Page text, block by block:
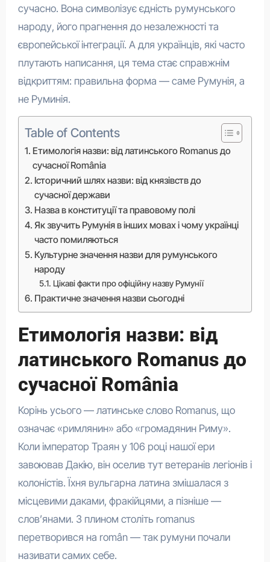
сучасно. Вона символізує єдність румунського
народу, його прагнення до незалежності та
європейської інтеграції. А для українців, які часто
плутають написання, ця тема стає справжнім
відкриттям: правильна форма — саме Румунія, а
не Руминія.
Table of Contents
Етимологія назви: від латинського Romanus до
сучасної România
Історичний шлях назви: від князівств до
сучасної держави
Назва в конституції та правовому полі
Як звучить Румунія в інших мовах і чому українці
часто помиляються
Культурне значення назви для румунського
народу
Цікаві факти про офіційну назву Румунії
Практичне значення назви сьогодні
Етимологія назви: від
латинського Romanus до
сучасної România
Корінь усього — латинське слово Romanus, що
означає «римлянин» або «громадянин Риму».
Коли імператор Траян у 106 році нашої ери
завоював Дакію, він оселив тут ветеранів легіонів і
колоністів. Їхня вульгарна латина змішалася з
місцевими даками, фракійцями, а пізніше —
слов’янами. З плином століть romanus
перетворився на român — так румуни почали
називати самих себе.